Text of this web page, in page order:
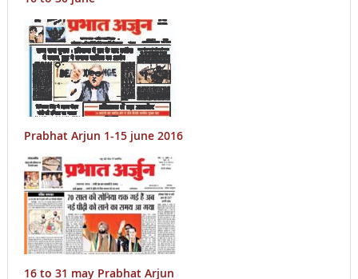
Prabhat Arjun 1-15 june 2016
16 to 31 may Prabhat Arjun